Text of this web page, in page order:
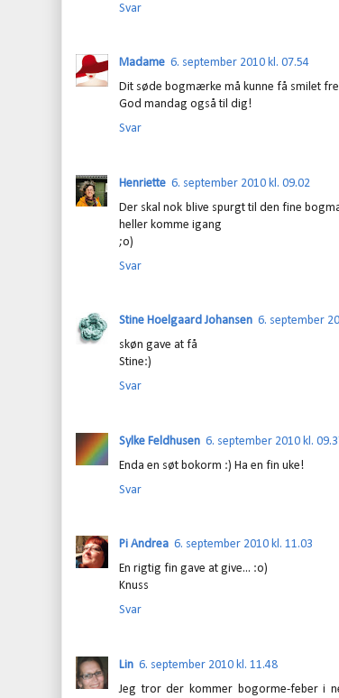
Svar
Madame 6. september 2010 kl. 07.54
Dit søde bogmærke må kunne få smilet
God mandag også til dig!
Svar
Henriette 6. september 2010 kl. 09.02
Der skal nok blive spurgt til den fine
heller komme igang
;o)
Svar
Stine Hoelgaard Johansen 6. september
skøn gave at få
Stine:)
Svar
Sylke Feldhusen 6. september 2010 kl.
Enda en søt bokorm :) Ha en fin uke!
Svar
Pi Andrea 6. september 2010 kl. 11.03
En rigtig fin gave at give... :o)
Knuss
Svar
Lin 6. september 2010 kl. 11.48
Jeg tror der kommer bogorme-feber i